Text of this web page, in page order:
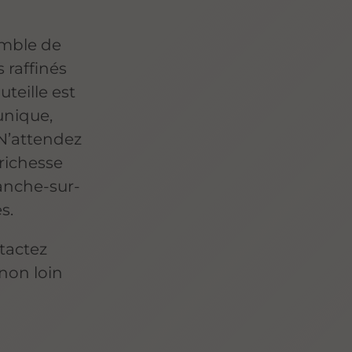
de
raffinés
est
sur-
loin